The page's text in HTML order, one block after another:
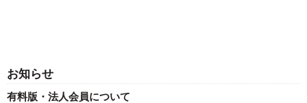
お知らせ
有料版・法人会員について